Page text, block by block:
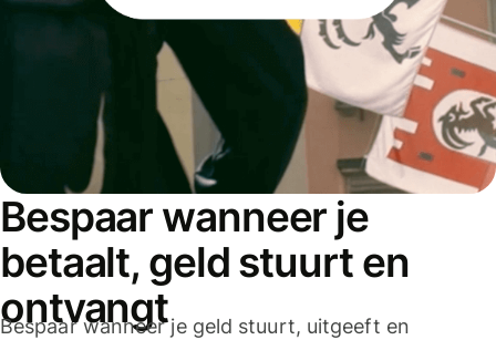
Bespaar wanneer je
betaalt, geld stuurt en
ontvangt
Bespaar wanneer je geld stuurt, uitgeeft en